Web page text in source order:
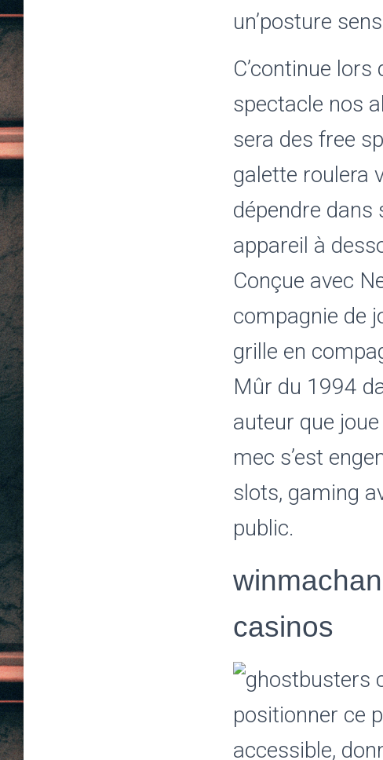
un’posture
C’continue
spectacle nos
sera des free
galette roulera
dépendre
appareil à
Conçue avec
compagnie de
grille en
Mûr du 1994
auteur que
mec s’est
slots, gaming
public.
casinos
positionner ce
accessible,